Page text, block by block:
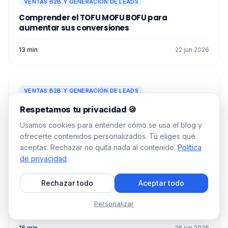
VENTAS B2B Y GENERACIÓN DE LEADS
Comprender el TOFU MOFU BOFU para
aumentar sus conversiones
13 min 22 jun 2026
VENTAS B2B Y GENERACIÓN DE LEADS
IA para prospectar clientes: Top 11 herramientas
de IA
20 min 26 jun 2026
VENTAS B2B Y GENERACIÓN DE LEADS
9 pasos para el éxito de una campaña de
Respetamos tu privacidad 🍪
Usamos cookies para entender cómo se usa el blog y
ofrecerte contenidos personalizados. Tú eliges qué
aceptas. Rechazar no quita nada al contenido. Política
de privacidad
Rechazar todo Aceptar todo
Personalizar